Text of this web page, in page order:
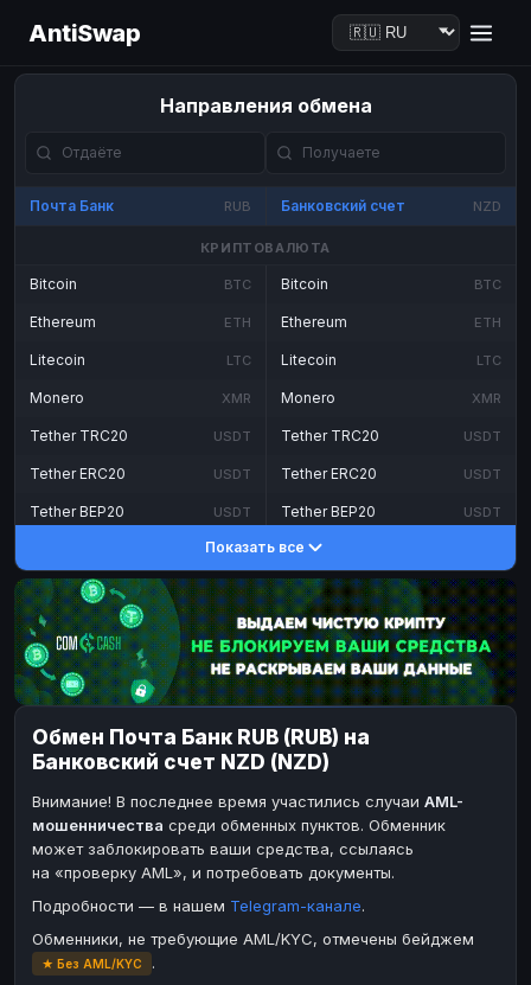
AntiSwap
Направления обмена
Почта Банк RUB Банковский счет NZD
КРИПТОВАЛЮТА
Bitcoin BTC
Ethereum ETH
Litecoin LTC
Monero XMR
Tether TRC20 USDT
Tether ERC20 USDT
Tether BEP20 USDT
DASH
Toncoin TON
Dogecoin DOGE
TRX TRON
Bitcoin Cash BCH
BinanceCoin BEP20
SOL
Ripple XRP
Bitcoin BTC
Ethereum ETH
Litecoin LTC
Monero XMR
Tether TRC20 USDT
Tether ERC20 USDT
Tether BEP20 USDT
DASH
Toncoin TON
Dogecoin DOGE
TRX TRON
Bitcoin Cash BCH
BinanceCoin
Ether Classic
Ripple
Paxum USD
Perfect Money
Paxum
Показать все
Обмен Почта Банк RUB (RUB) на
Банковский счет NZD (NZD)
Внимание! В последнее время участились случаи AML-
мошенничества среди обменных пунктов. Обменник
может заблокировать ваши средства, ссылаясь
на «проверку AML», и потребовать документы.
Подробности — в нашем Telegram-канале.
Обменники, не требующие AML/KYC, отмечены бейджем
★ Без AML/KYC
.